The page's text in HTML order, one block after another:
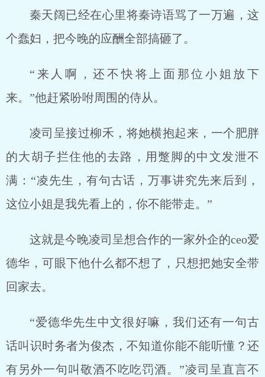
秦天阔已经在心里将秦诗语骂了一万遍，这
个蠢妇，把今晚的应酬全部搞砸了。
“来人啊，还不快将上面那位小姐放下
来。”他赶紧吩咐周围的侍从。
凌司呈接过柳禾，将她横抱起来，一个肥胖
的大胡子拦住他的去路，用蹩脚的中文发泄不
满：“凌先生，有句古话，万事讲究先来后到，
这位小姐是我先看上的，你不能带走。”
这就是今晚凌司呈想合作的一家外企的ceo爱
德华，可眼下他什么都不想了，只想把她安全带
回家去。
“爱德华先生中文很好嘛，我们还有一句古
话叫识时务者为俊杰，不知道你能不能听懂？还
有另外一句叫敬酒不吃吃罚酒。”凌司呈直言不